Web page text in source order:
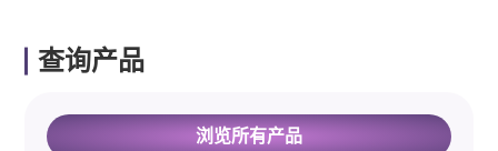
查询产品
浏览所有产品